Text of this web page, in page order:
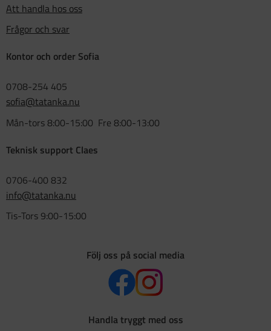
Att handla hos oss
Frågor och svar
Kontor och order Sofia
0708-254 405
sofia@tatanka.nu
Mån-tors 8:00-15:00 Fre 8:00-13:00
Teknisk support Claes
0706-400 832
info@tatanka.nu
Tis-Tors 9:00-15:00
Följ oss på social media
Handla tryggt med oss